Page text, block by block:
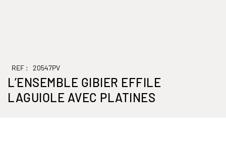
REF : 20547PV
L’ENSEMBLE GIBIER EFFILE
LAGUIOLE AVEC PLATINES